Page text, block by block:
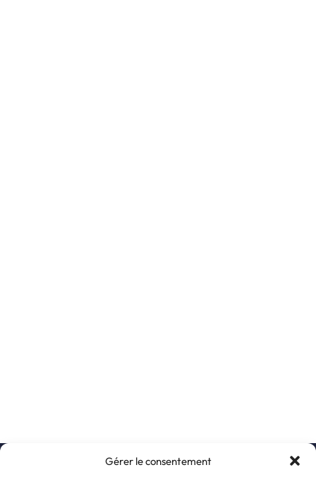
Gérer le consentement